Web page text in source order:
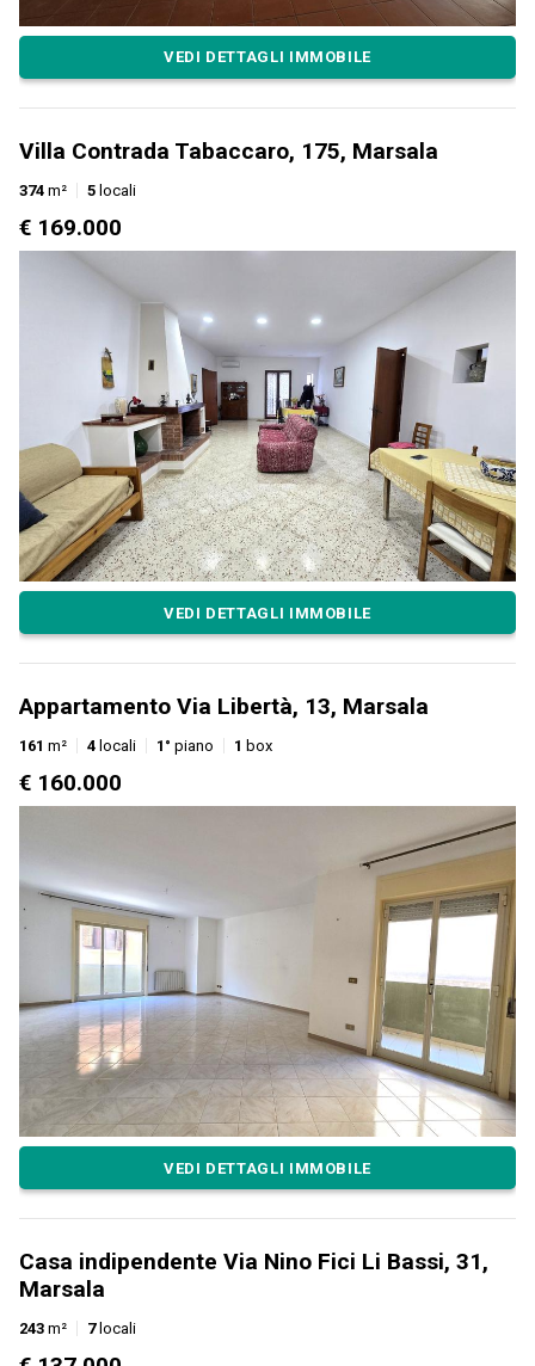
VEDI DETTAGLI IMMOBILE
Villa Contrada Tabaccaro, 175, Marsala
374 m² 5 locali
€ 169.000
VEDI DETTAGLI IMMOBILE
Appartamento Via Libertà, 13, Marsala
161 m² 4 locali 1° piano 1 box
€ 160.000
VEDI DETTAGLI IMMOBILE
Casa indipendente Via Nino Fici Li Bassi, 31,
Marsala
243 m² 7locali